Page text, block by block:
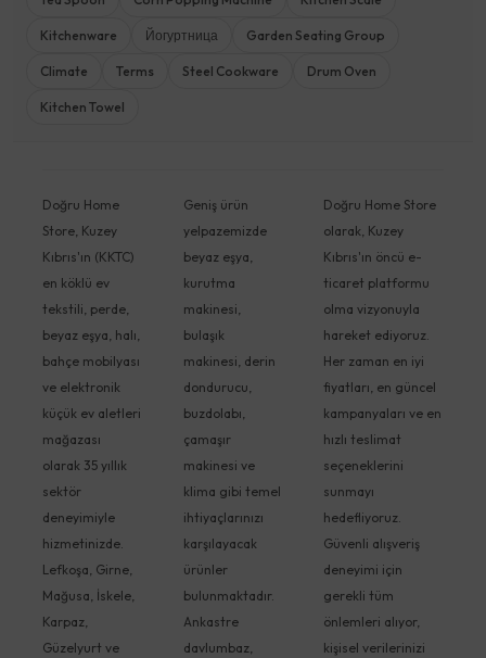
Kitchenware Йогуртница Garden Seating Group
Climate Terms Steel Cookware Drum Oven
Kitchen Towel
Doğru Home
Store, Kuzey
Kıbrıs'ın (KKTC)
en köklü ev
tekstili, perde,
beyaz eşya, halı,
bahçe mobilyası
ve elektronik
küçük ev aletleri
mağazası
olarak 35 yıllık
sektör
deneyimiyle
hizmetinizde.
Lefkoşa, Girne,
Mağusa, İskele,
Karpaz,
Güzelyurt ve
Geniş ürün
yelpazemizde
beyaz eşya,
kurutma
makinesi,
bulaşık
makinesi, derin
dondurucu,
buzdolabı,
çamaşır
makinesi ve
klima gibi temel
ihtiyaçlarınızı
karşılayacak
ürünler
bulunmaktadır.
Ankastre
davlumbaz,
Doğru Home Store
olarak, Kuzey
Kıbrıs'ın öncü e-
ticaret platformu
olma vizyonuyla
hareket ediyoruz.
Her zaman en iyi
fiyatları, en güncel
kampanyaları ve en
hızlı teslimat
seçeneklerini
sunmayı
hedefliyoruz.
Güvenli alışveriş
deneyimi için
gerekli tüm
önlemleri alıyor,
kişisel verilerinizi